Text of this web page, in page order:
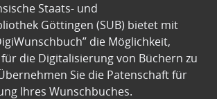
Staats- und
Göttingen (SUB) bietet mit
die Möglichkeit,
die Digitalisierung von Büchern zu
Sie die Patenschaft für
Ihres Wunschbuches.